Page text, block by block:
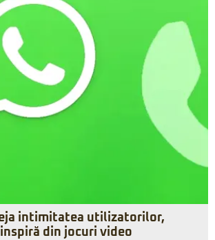
intimitatea utilizatorilor,
din jocuri video